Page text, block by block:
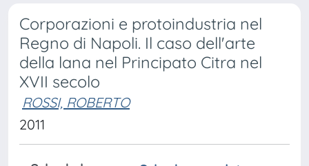
Corporazioni e protoindustria nel
Regno di Napoli. Il caso dell'arte
della lana nel Principato Citra nel
XVII secolo
ROSSI, ROBERTO
2011